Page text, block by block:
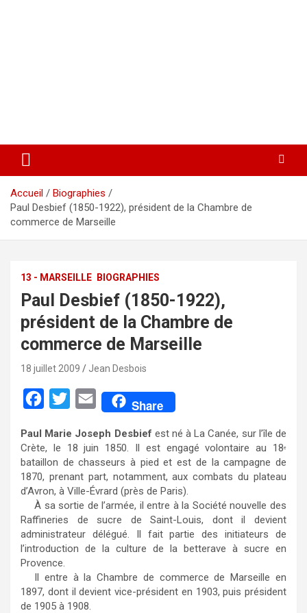
Accueil
Biographies
Paul Desbief (1850-1922), président de la Chambre de
commerce de Marseille
13 - MARSEILLE BIOGRAPHIES
Paul Desbief (1850-1922),
président de la Chambre de
commerce de Marseille
18 juillet 2009 Jean Desbois
c
e
b
o
o
k
i
t
t
e
E
a
i
l
Share
Paul Marie Joseph Desbief est né à La Canée, sur l’île de
Crète, le 18 juin 1850. Il est engagé volontaire au 18e
bataillon de chasseurs à pied et est de la campagne de
1870, prenant part, notamment, aux combats du plateau
d’Avron, à Ville-Évrard (près de Paris).
À sa sortie de l’armée, il entre à la Société nouvelle des
Raffineries de sucre de Saint-Louis, dont il devient
administrateur délégué. Il fait partie des initiateurs de
l’introduction de la culture de la betterave à sucre en
Provence.
Il entre à la Chambre de commerce de Marseille en
1897, dont il devient vice-président en 1903, puis président
de 1905 à 1908.